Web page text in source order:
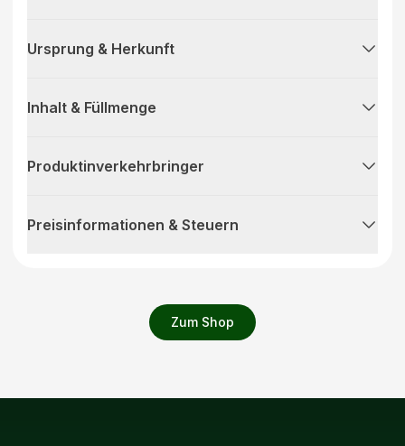
Zum Shop
Ursprung & Herkunft
Inhalt & Füllmenge
Produktinverkehrbringer
Preisinformationen & Steuern